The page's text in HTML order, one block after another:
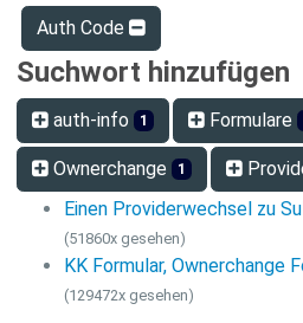
Auth Code
Suchwort hinzufügen
auth-info 1 Formulare
Ownerchange 1
Einen Providerwechsel zu
(51860x gesehen)
KK Formular, Ownerchange
(129472x gesehen)